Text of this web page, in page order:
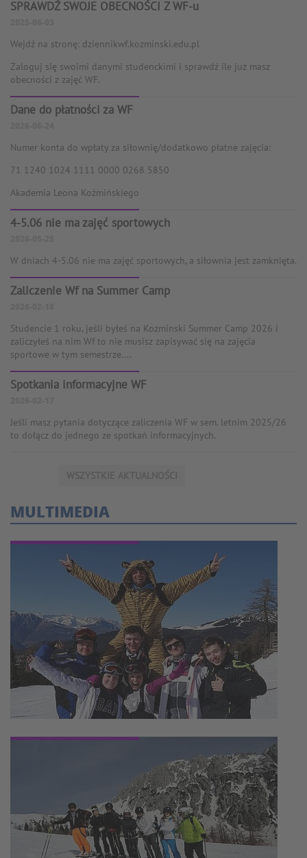
SPRAWDŹ SWOJE OBECNOŚCI Z WF-u
Wejdź na stronę: dziennikwf.kozminski.edu.pl
Zaloguj się swoimi danymi studenckimi i sprawdź ile już masz
obecności z zajęć WF.
Dane do płatności za WF
Numer konta do wpłaty za siłownię/dodatkowo płatne zajęcia:
71 1240 1024 1111 0000 0268 5850
Akademia Leona Koźmińskiego
4-5.06 nie ma zajęć sportowych
W dniach 4-5.06 nie ma zajęć sportowych, a siłownia jest zamknięta.
Zaliczenie Wf na Summer Camp
Studencie 1 roku, jeśli byłeś na Kozminski Summer Camp 2026 i
zaliczyłeś na nim Wf to nie musisz zapisywać się na zajęcia
sportowe w tym semestrze....
Spotkania informacyjne WF
Jeśli masz pytania dotyczące zaliczenia WF w sem. letnim 2025/26
to dołącz do jednego ze spotkań informacyjnych.
MULTIMEDIA